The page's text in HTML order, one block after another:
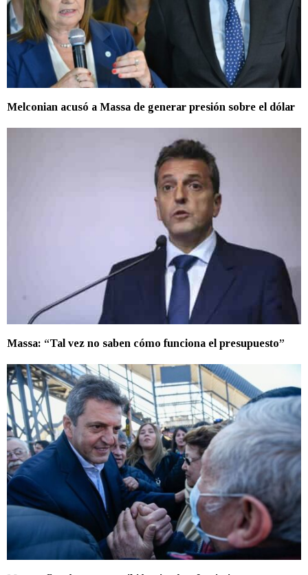
Melconian acusó a Massa de generar presión sobre el dólar
Massa: “Tal vez no saben cómo funciona el presupuesto”